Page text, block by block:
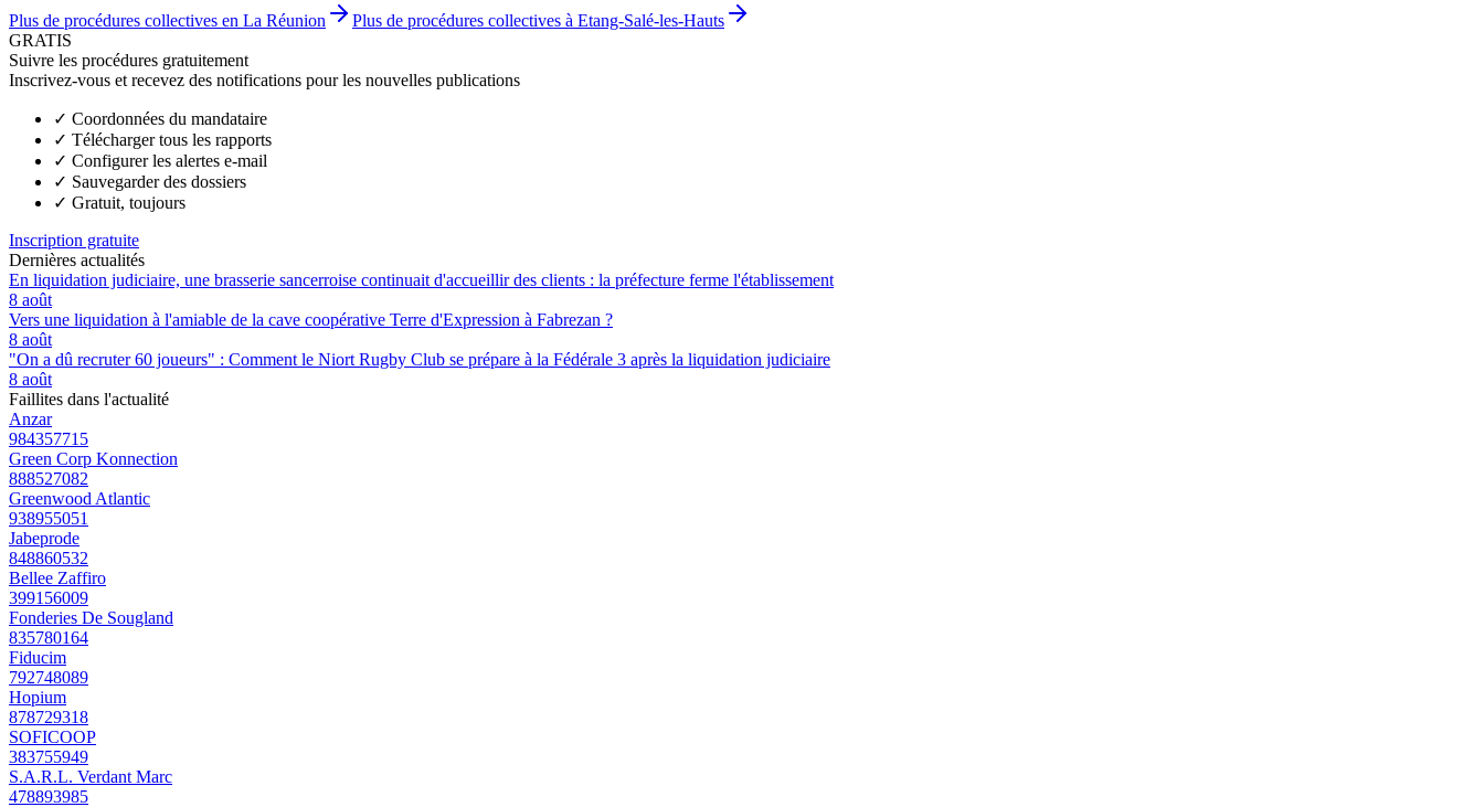
Plus de procédures collectives en La Réunion
Plus de procédures collectives à Etang-Salé-les-Hauts
GRATIS
Suivre les procédures gratuitement
Inscrivez-vous et recevez des notifications pour les nouvelles publications
✓ Coordonnées du mandataire
✓ Télécharger tous les rapports
✓ Configurer les alertes e-mail
✓ Sauvegarder des dossiers
✓ Gratuit, toujours
Inscription gratuite
Dernières actualités
En liquidation judiciaire, une brasserie sancerroise continuait d'accueillir des clients : la préfecture ferme l'établissement
8 août
Vers une liquidation à l'amiable de la cave coopérative Terre d'Expression à Fabrezan ?
8 août
"On a dû recruter 60 joueurs" : Comment le Niort Rugby Club se prépare à la Fédérale 3 après la liquidation judiciaire
8 août
Faillites dans l'actualité
Anzar
984357715
Green Corp Konnection
888527082
Greenwood Atlantic
938955051
Jabeprode
848860532
Bellee Zaffiro
399156009
Fonderies De Sougland
835780164
Fiducim
792748089
Hopium
878729318
SOFICOOP
383755949
S.A.R.L. Verdant Marc
478893985